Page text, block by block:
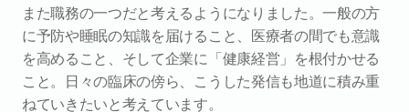
また職務の一つだと考えるようになりました。一般の方
に予防や睡眠の知識を届けること、医療者の間でも意識
を高めること、そして企業に「健康経営」を根付かせる
こと。日々の臨床の傍ら、こうした発信も地道に積み重
ねていきたいと考えています。